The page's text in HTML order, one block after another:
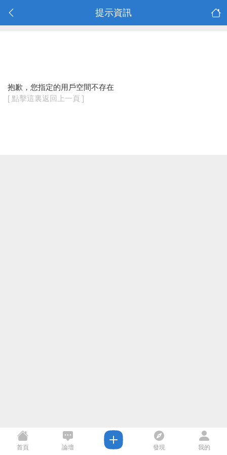
提示資訊
抱歉，您指定的用戶空間不存在
[ 點擊這裏返回上一頁 ]
首頁 論壇 發現 我的